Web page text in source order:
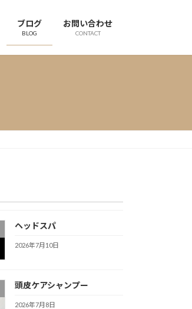
ブログ
BLOG
お問い合わせ
CONTACT
ヘッドスパ
2026年7月10日
頭皮ケアシャンプー
2026年7月8日